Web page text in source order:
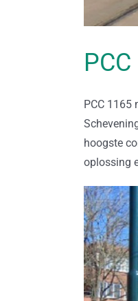
PCC 1165
hoogste
oplossing